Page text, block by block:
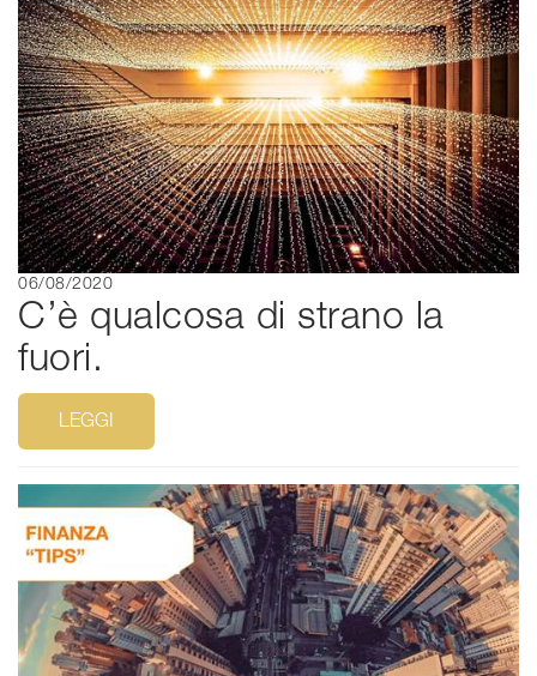
06/08/2020
C’è qualcosa di strano la
fuori.
LEGGI